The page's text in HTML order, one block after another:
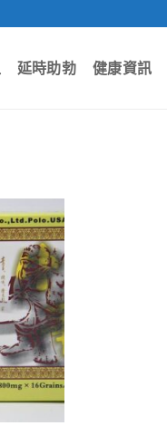
延時助勃 健康資訊